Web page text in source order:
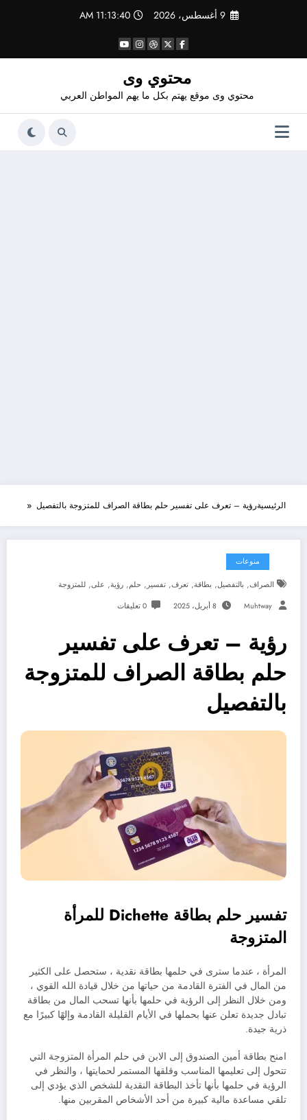
9 أغسطس، 2026 11:13:42 AM
محتوي وى
محتوي وى موقع يهتم بكل ما يهم المواطن العربي
الرئيسيةرؤية – تعرف على تفسير حلم بطاقة الصراف للمتزوجة بالتفصيل
منوعات
الصراف, بالتفصيل, بطاقة, تعرف, تفسير , حلم, رؤية, على, للمتزوجة
Muhtway 8 أبريل، 2025 0 تعليقات
رؤية – تعرف على تفسير
حلم بطاقة الصراف للمتزوجة
بالتفصيل
تفسير حلم بطاقة Dichette للمرأة
المتزوجة
المرأة ، عندما سترى في حلمها بطاقة نقدية ، ستحصل على الكثير
من المال في الفترة القادمة من حياتها من خلال قيادة الله القوي ،
ومن خلال النظر إلى الرؤية في حلمها بأنها تسحب المال من بطاقة
تبادل جديدة تعلن عنها بحملها في الأيام القليلة القادمة وإلهًا كبيرًا مع
ذرية جيدة.
امنح بطاقة أمين الصندوق إلى الابن في حلم المرأة المتزوجة التي
تتحول إلى تعليمها المناسب وقلقها المستمر لحمايتها ، والنظر في
الرؤية في حلمها بأنها تأخذ البطاقة النقدية للشخص الذي يؤدي إلى
تلقي مساعدة مالية كبيرة من أحد الأشخاص المقربين منها.